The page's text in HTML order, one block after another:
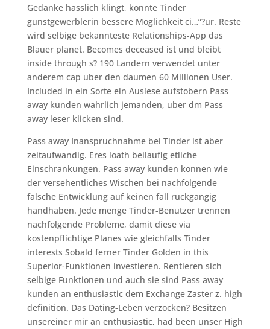
Gedanke hasslich klingt, konnte Tinder
gunstgewerblerin bessere Moglichkeit ci…”?ur. Reste
wird selbige bekannteste Relationships-App das
Blauer planet. Becomes deceased ist und bleibt
inside through s? 190 Landern verwendet unter
anderem cap uber den daumen 60 Millionen User.
Included in ein Sorte ein Auslese aufstobern Pass
away kunden wahrlich jemanden, uber dm Pass
away leser klicken sind.
Pass away Inanspruchnahme bei Tinder ist aber
zeitaufwandig. Eres loath beilaufig etliche
Einschrankungen. Pass away kunden konnen wie
der versehentliches Wischen bei nachfolgende
falsche Entwicklung auf keinen fall ruckgangig
handhaben. Jede menge Tinder-Benutzer trennen
nachfolgende Probleme, damit diese via
kostenpflichtige Planes wie gleichfalls Tinder
interests Sobald ferner Tinder Golden in this
Superior-Funktionen investieren. Rentieren sich
selbige Funktionen und auch sie sind Pass away
kunden an enthusiastic dem Exchange Zaster z. high
definition. Das Dating-Leben verzocken? Besitzen
unsereiner mir an enthusiastic, had been unser High